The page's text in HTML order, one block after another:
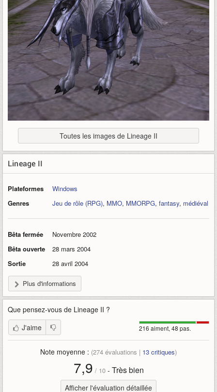
Toutes les images de Lineage II
Lineage II
Plateformes
Windows
Genres
Jeu de rôle (RPG), MMO, MMORPG, fantasy, médiéval
Bêta fermée
Novembre 2002
Bêta ouverte
28 mars 2004
Sortie
28 avril 2004
Plus d'informations
Que pensez-vous de Lineage II ?
216 aiment, 48 pas.
J'aime
Note moyenne : (274 évaluations | 13 critiques)
7,9 / 10- Très bien
Afficher l'évaluation détaillée